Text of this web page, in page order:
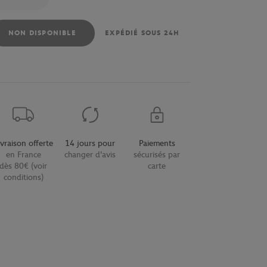
NON DISPONIBLE EXPÉDIÉ SOUS 24H
offerte
en France
dès 80€ (voir
conditions)
14 jours pour
changer d'avis
Paiements
sécurisés par
carte